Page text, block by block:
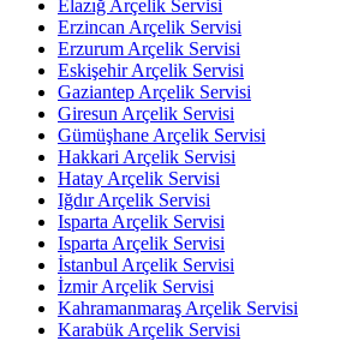
Elazığ Arçelik Servisi
Erzincan Arçelik Servisi
Erzurum Arçelik Servisi
Eskişehir Arçelik Servisi
Gaziantep Arçelik Servisi
Giresun Arçelik Servisi
Gümüşhane Arçelik Servisi
Hakkari Arçelik Servisi
Hatay Arçelik Servisi
Iğdır Arçelik Servisi
Isparta Arçelik Servisi
Isparta Arçelik Servisi
İstanbul Arçelik Servisi
İzmir Arçelik Servisi
Kahramanmaraş Arçelik Servisi
Karabük Arçelik Servisi